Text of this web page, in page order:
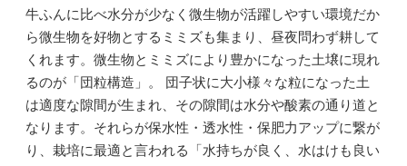
牛ふんに比べ水分が少なく微生物が活躍しやすい環境だか
ら微生物を好物とするミミズも集まり、昼夜問わず耕して
くれます。微生物とミミズにより豊かになった土壌に現れ
るのが「団粒構造」。 団子状に大小様々な粒になった土
は適度な隙間が生まれ、その隙間は水分や酸素の通り道と
なります。それらが保水性・透水性・保肥力アップに繋が
り、栽培に最適と言われる「水持ちが良く、水はけも良い